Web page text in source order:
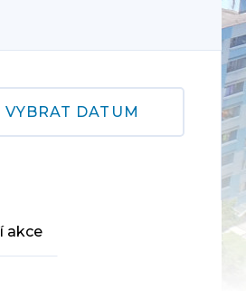
VYBRAT DATUM
akce